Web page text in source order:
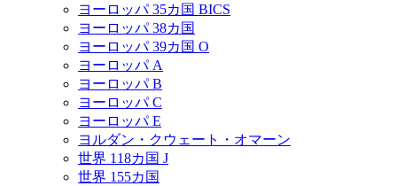
ヨーロッパ 35カ国 BICS
ヨーロッパ 38カ国
ヨーロッパ 39カ国 O
ヨーロッパ A
ヨーロッパ B
ヨーロッパ C
ヨーロッパ E
ヨルダン・クウェート・オマーン
世界 118カ国 J
世界 155カ国